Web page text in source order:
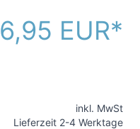
6,95 EUR
inkl. MwSt
Lieferzeit 2-4 Werktage